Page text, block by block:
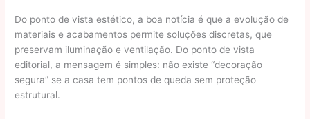
Do ponto de vista estético, a boa notícia é que a evolução de
materiais e acabamentos permite soluções discretas, que
preservam iluminação e ventilação. Do ponto de vista
editorial, a mensagem é simples: não existe “decoração
segura” se a casa tem pontos de queda sem proteção
estrutural.